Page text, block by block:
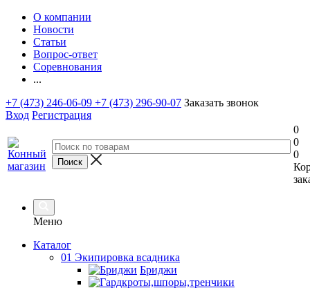
О компании
Новости
Статьи
Вопрос-ответ
Соревнования
...
+7 (473) 246-06-09 +7 (473) 296-90-07 Заказать звонок
Вход Регистрация
0
0
0
Меню
Каталог
01 Экипировка всадника
Бриджи